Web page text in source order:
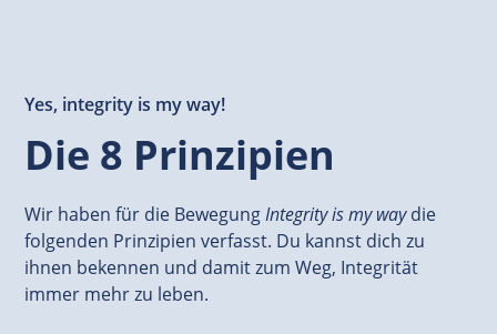
Yes, integrity is my way!
Die 8 Prinzipien
Wir haben für die BewegungIntegrity is my waydie
folgenden Prinzipien verfasst. Du kannst dich zu
ihnen bekennen und damit zum Weg, Integrität
immer mehr zu leben.